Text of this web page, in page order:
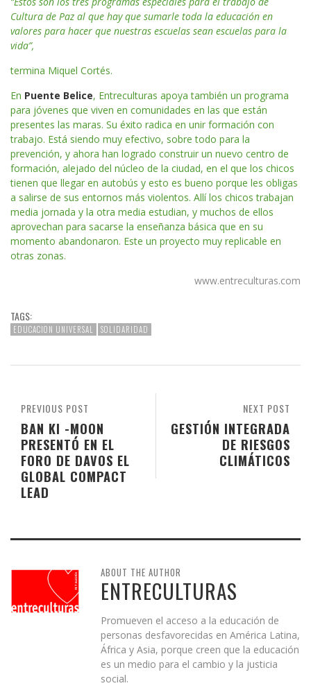
Cultura de Paz al que hay que sumarle toda la educación en
valores para hacer que nuestras escuelas sean escuelas para la
vida”,
termina Miquel Cortés.
En Puente Belice, Entreculturas apoya también un programa
para jóvenes que viven en comunidades en las que están
presentes las maras. Su éxito radica en unir formación con
trabajo. Está siendo muy efectivo, sobre todo para la
prevención, y ahora han logrado construir un nuevo centro de
formación, alejado del núcleo de la ciudad, en el que los chicos
tienen que llegar en autobús y esto es bueno porque les obligas
a salirse de sus entornos más violentos. Allí los chicos trabajan
media jornada y la otra media estudian, y muchos de ellos
aprovechan para sacarse la enseñanza básica que en su
momento abandonaron. Este un proyecto muy replicable en
otras zonas.
www.entreculturas.com
TAGS:
EDUCACION UNIVERSAL SOLIDARIDAD
NEXT POST
GESTIÓN INTEGRADA
DE RIESGOS
CLIMÁTICOS
PREVIOUS POST
BAN KI -MOON
PRESENTÓ EN EL
FORO DE DAVOS EL
GLOBAL COMPACT
LEAD
ABOUT THE AUTHOR
ENTRECULTURAS
Promueven el acceso a la educación de
personas desfavorecidas en América Latina,
África y Asia, porque creen que la educación
es un medio para el cambio y la justicia
social.